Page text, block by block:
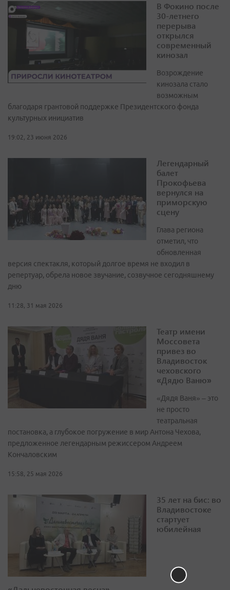
В Фокино после
30-летнего
перерыва
открылся
современный
кинозал
Возрождение
кинозала стало
возможным
благодаря грантовой поддержке Президентского фонда
культурных инициатив
19:02, 23 июня 2026
Легендарный
балет
Прокофьева
вернулся на
приморскую
сцену
Глава региона
отметил, что
обновленная
версия спектакля, который долгое время не входил в
репертуар, обрела новое звучание, созвучное сегодняшнему
дню
11:28, 31 мая 2026
Театр имени
Моссовета
привез во
Владивосток
чеховского
«Дядю Ваню»
«Дядя Ваня» – это
не просто
театральная
постановка, а глубокое погружение в мир Антона Чехова,
предложенное легендарным режиссером Андреем
Кончаловским
15:58, 25 мая 2026
35 лет на бис: во
Владивостоке
стартует
юбилейная